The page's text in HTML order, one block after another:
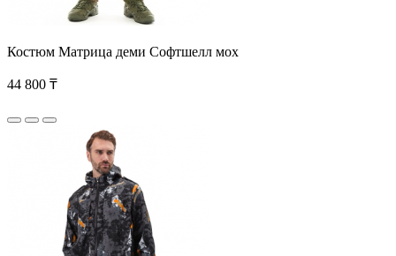
Костюм Матрица деми Софтшелл мох
44 800 ₸